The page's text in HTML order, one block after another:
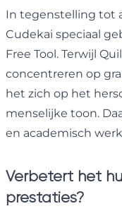
In tegenstelling tot
Cudekai speciaal
Free Tool. Terwijl
concentreren op
het zich op het
menselijke toon.
en academisch
Verbetert het
prestaties?